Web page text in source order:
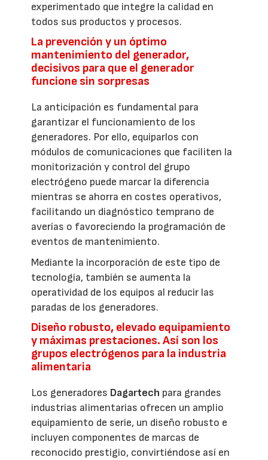
experimentado que integre la calidad en
todos sus productos y procesos.
La prevención y un óptimo
mantenimiento del generador,
decisivos para que el generador
funcione sin sorpresas
La anticipación es fundamental para
garantizar el funcionamiento de los
generadores. Por ello, equiparlos con
módulos de comunicaciones que faciliten la
monitorización y control del grupo
electrógeno puede marcar la diferencia
mientras se ahorra en costes operativos,
facilitando un diagnóstico temprano de
averías o favoreciendo la programación de
eventos de mantenimiento.
Mediante la incorporación de este tipo de
tecnología, también se aumenta la
operatividad de los equipos al reducir las
paradas de los generadores.
Diseño robusto, elevado equipamiento
y máximas prestaciones. Así son los
grupos electrógenos para la industria
alimentaria
Los generadores Dagartech para grandes
industrias alimentarias ofrecen un amplio
equipamiento de serie, un diseño robusto e
incluyen componentes de marcas de
reconocido prestigio, convirtiéndose así en